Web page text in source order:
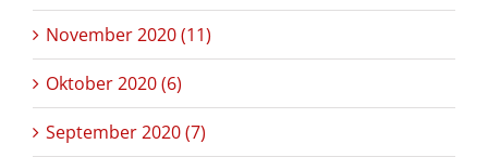
November 2020 (11)
Oktober 2020 (6)
September 2020 (7)